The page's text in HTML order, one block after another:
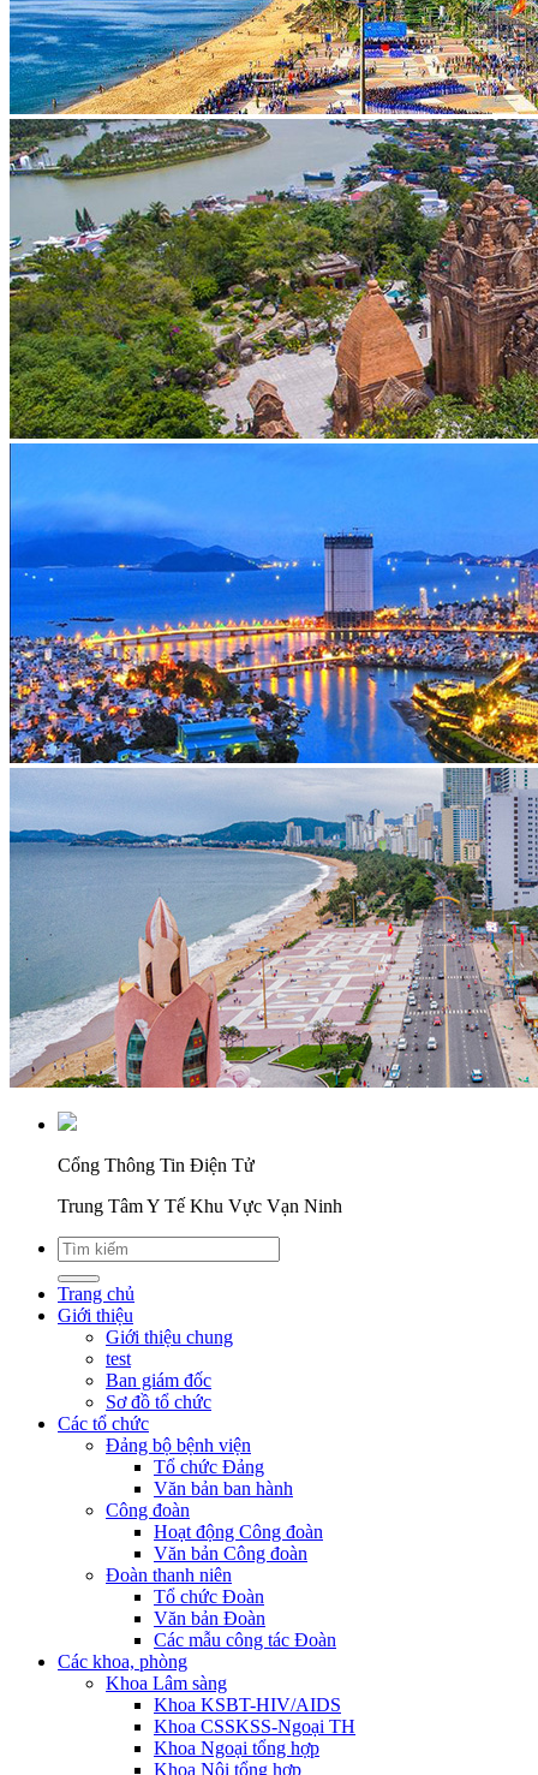
Cổng Thông Tin Điện Tử
Trung Tâm Y Tế Khu Vực Vạn Ninh
Trang chủ
Giới thiệu
Giới thiệu chung
test
Ban giám đốc
Sơ đồ tổ chức
Các tổ chức
Đảng bộ bệnh viện
Tổ chức Đảng
Văn bản ban hành
Công đoàn
Hoạt động Công đoàn
Văn bản Công đoàn
Đoàn thanh niên
Tổ chức Đoàn
Văn bản Đoàn
Các mẫu công tác Đoàn
Các khoa, phòng
Khoa Lâm sàng
Khoa KSBT-HIV/AIDS
Khoa CSSKSS-Ngoại TH
Khoa Ngoại tổng hợp
Khoa Nội tổng hợp